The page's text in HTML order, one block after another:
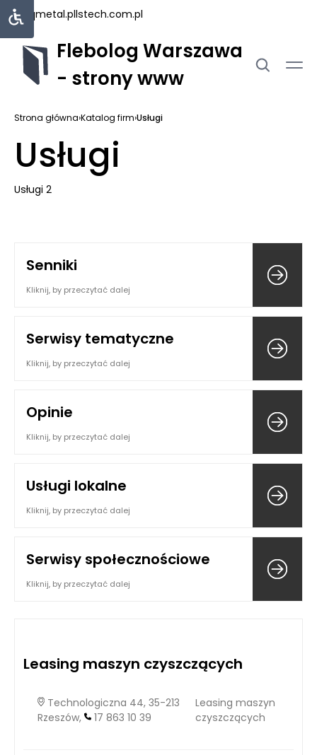
uniqmetal.pllstech.com.pl
Flebolog Warszawa
- strony www
Strona główna›Katalog firm›Usługi
Usługi
Usługi 2
Senniki
Kliknij, by przeczytać dalej
Serwisy tematyczne
Kliknij, by przeczytać dalej
Opinie
Kliknij, by przeczytać dalej
Usługi lokalne
Kliknij, by przeczytać dalej
Serwisy społecznościowe
Kliknij, by przeczytać dalej
Leasing maszyn czyszczących
Technologiczna 44, 35-213
Rzeszów,
17 863 10 39
Leasing maszyn
czyszczących